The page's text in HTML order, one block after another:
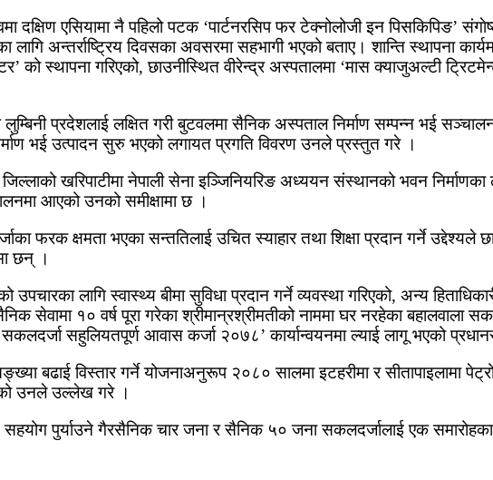
दक्षिण एसियामा नै पहिलो पटक ‘पार्टनरसिप फर टेक्नोलोजी इन पिसकिपिङ’
अन्तर्राष्ट्रिय दिवसका अवसरमा सहभागी भएको बताए। शान्ति स्थापना
को स्थापना गरिएको, छाउनीस्थित वीरेन्द्र अस्पतालमा ‘मास क्याजुअल्टी
लुम्बिनी प्रदेशलाई लक्षित गरी बुटवलमा सैनिक अस्पताल निर्माण सम्पन्न भई
भई उत्पादन सुरु भएको लगायत प्रगति विवरण उनले प्रस्तुत गरे ।
खरिपाटीमा नेपाली सेना इञ्जिनियरिङ अध्ययन संस्थानको भवन
आएको उनको समीक्षामा छ ।
फरक क्षमता भएका सन्ततिलाई उचित स्याहार तथा शिक्षा प्रदान गर्ने उद्देश्यले
छन् ।
लागि स्वास्थ्य बीमा सुविधा प्रदान गर्ने व्यवस्था गरिएको, अन्य
सेवामा १० वर्ष पूरा गरेका श्रीमान्रश्रीमतीको नाममा घर नरहेका बहालवाला
सहुलियतपूर्ण आवास कर्जा २०७८’ कार्यान्वयनमा ल्याई लागू भएको
बढाई विस्तार गर्ने योजनाअनुरूप २०८० सालमा इटहरीमा र सीतापाइलामा
उनले उल्लेख गरे ।
पुर्याउने गैरसैनिक चार जना र सैनिक ५० जना सकलदर्जालाई एक